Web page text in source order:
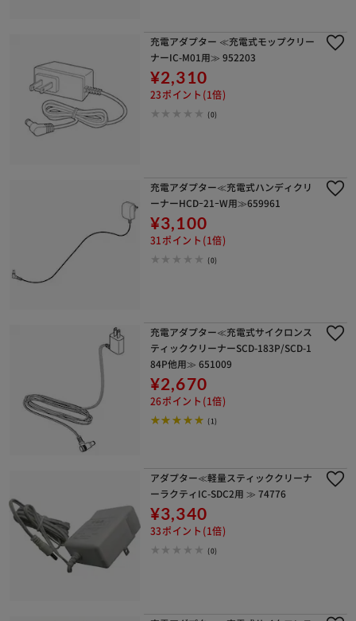
充電アダプター ≪充電式モップクリー
ナーIC-M01用≫ 952203
¥2,310
23ポイント(1倍)
(0)
充電アダプター≪充電式ハンディクリ
ーナーHCDｰ21ｰW用≫659961
¥3,100
31ポイント(1倍)
(0)
充電アダプター≪充電式サイクロンス
ティッククリーナーSCD-183P/SCD-1
84P他用≫ 651009
¥2,670
26ポイント(1倍)
(1)
アダプター≪軽量スティッククリーナ
ーラクティIC-SDC2用 ≫ 74776
¥3,340
33ポイント(1倍)
(0)